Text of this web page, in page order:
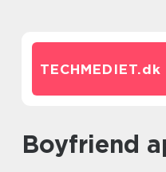
TECHMEDIET.dk
boyfriend